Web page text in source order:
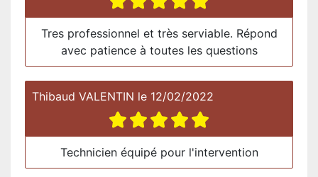
Tres professionnel et très serviable. Répond
avec patience à toutes les questions
Thibaud VALENTIN le 12/02/2022
Technicien équipé pour l'intervention